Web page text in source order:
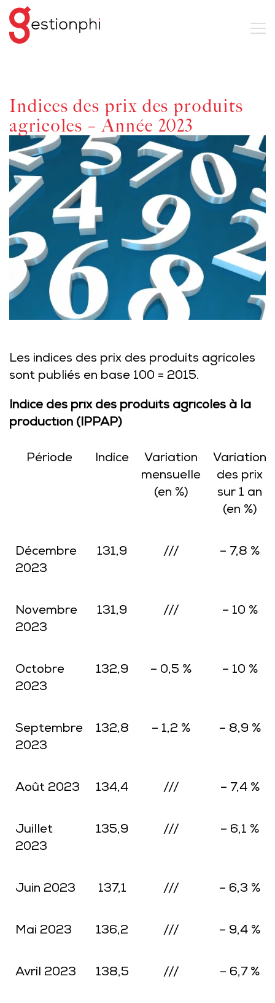
Indices des prix des produits
agricoles – Année 2023
Les indices des prix des produits agricoles
sont publiés en base 100 = 2015.
Indice des prix des produits agricoles à la
production (IPPAP)
Période Indice
Variation
mensuelle
(en %)
Variation
des prix
sur 1 an
(en %)
Décembre
2023
131,9 /// – 7,8 %
Novembre
2023
131,9 /// – 10 %
Octobre
2023
132,9 – 0,5 % – 10 %
Septembre
2023
132,8 – 1,2 % – 8,9 %
Août 2023 134,4 /// – 7,4 %
Juillet
2023
135,9 /// – 6,1 %
Juin 2023 137,1 /// – 6,3 %
Mai 2023 136,2 /// – 9,4 %
Avril 2023 138,5 /// – 6,7 %